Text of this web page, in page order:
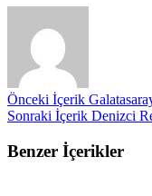
Önceki İçerik
Sonraki İçerik Denizci
Benzer İçerikler